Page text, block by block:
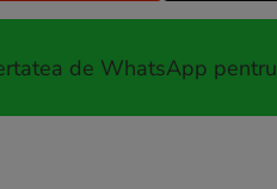
de WhatsApp